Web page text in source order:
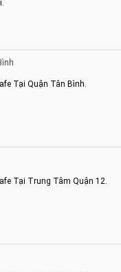
Tại Quận Tân Bình.
Tại Trung Tâm Quận 12.